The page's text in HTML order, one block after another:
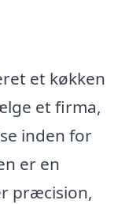
et køkken
et firma,
inden for
er en
præcision,